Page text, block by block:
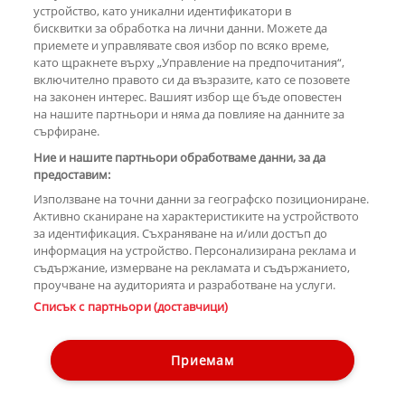
РЕКЛАМА
КОМЕНТАРИ
Copyright © 2007-2026 Hotnews.bg. Всички права запазени.
Контакти Общи условия
Етични правила на НСС
Лични данни
Управление на предпочитания
устройство, като уникални идентификатори в
бисквитки за обработка на лични данни. Можете да
приемете и управлявате своя избор по всяко време,
като щракнете върху „Управление на предпочитания“,
включително правото си да възразите, като се позовете
на законен интерес. Вашият избор ще бъде оповестен
на нашите партньори и няма да повлияе на данните за
сърфиране.
Ние и нашите партньори обработваме данни, за да
предоставим:
Използване на точни данни за географско позициониране.
Активно сканиране на характеристиките на устройството
за идентификация. Съхраняване на и/или достъп до
информация на устройство. Персонализирана реклама и
съдържание, измерване на рекламата и съдържанието,
проучване на аудиторията и разработване на услуги.
Списък с партньори (доставчици)
Приемам